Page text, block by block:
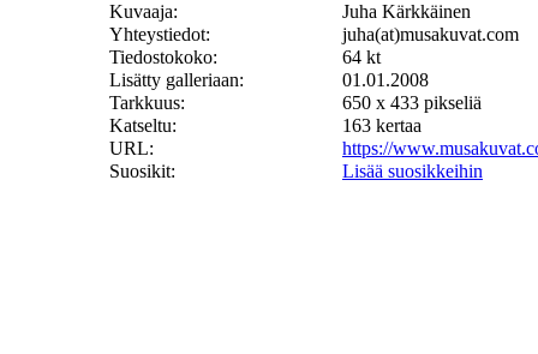
Kuvaaja:
Juha Kärkkäinen
Yhteystiedot:
juha(at)musakuvat.com
Tiedostokoko:
64 kt
Lisätty galleriaan:
01.01.2008
Tarkkuus:
650 x 433 pikseliä
Katseltu:
163 kertaa
URL:
https://
Suosikit:
Lisää suosikkeihin